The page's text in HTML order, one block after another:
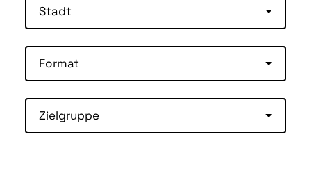
Stadt
Format
Zielgruppe